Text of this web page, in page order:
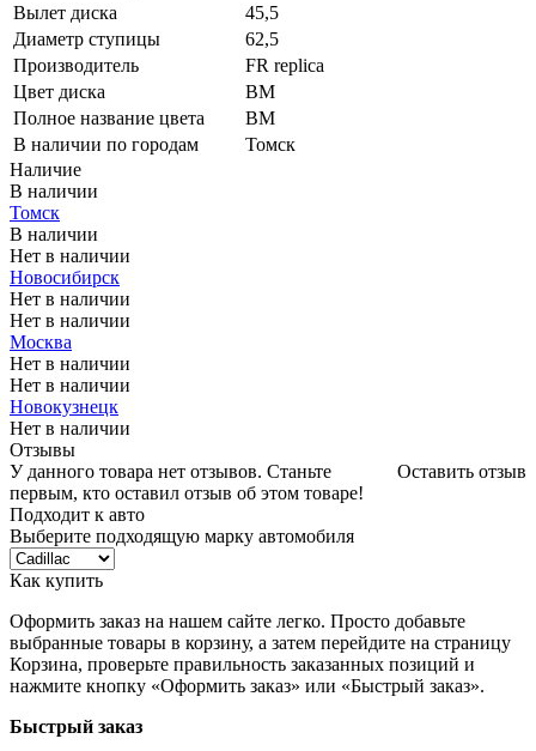
Вылет диска
45,5
Диаметр ступицы
62,5
Производитель
FR replica
Цвет диска
BM
Полное название цвета
BM
В наличии по городам
Томск
Наличие
В наличии
Томск
В наличии
Нет в наличии
Новосибирск
Нет в наличии
Нет в наличии
Москва
Нет в наличии
Нет в наличии
Новокузнецк
Нет в наличии
Отзывы
Оставить отзыв
У данного товара нет отзывов. Станьте
первым, кто оставил отзыв об этом товаре!
Подходит к авто
Выберите подходящую марку автомобиля
Как купить
Оформить заказ на нашем сайте легко. Просто добавьте
выбранные товары в корзину, а затем перейдите на страницу
Корзина, проверьте правильность заказанных позиций и
нажмите кнопку «Оформить заказ» или «Быстрый заказ».
Быстрый заказ